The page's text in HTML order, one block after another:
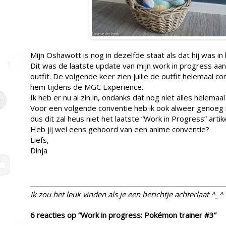
Mijn Oshawott is nog in dezelfde staat als dat hij was
Dit was de laatste update van mijn work in progress
outfit. De volgende keer zien jullie de outfit helemaal
hem tijdens de MGC Experience.
Ik heb er nu al zin in, ondanks dat nog niet alles
Voor een volgende conventie heb ik ook alweer
dus dit zal heus niet het laatste “Work in Progress”
Heb jij wel eens gehoord van een anime conventie?
Liefs,
Dinja
Ik zou het leuk vinden als je een berichtje achterlaat ^_^
6 reacties op “Work in progress: Pokémon trainer #3”